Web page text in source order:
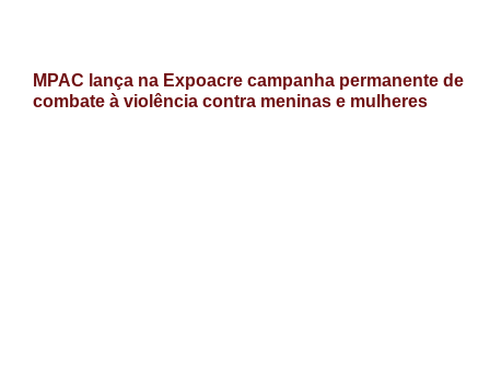
MPAC lança na Expoacre campanha permanente de
combate à violência contra meninas e mulheres